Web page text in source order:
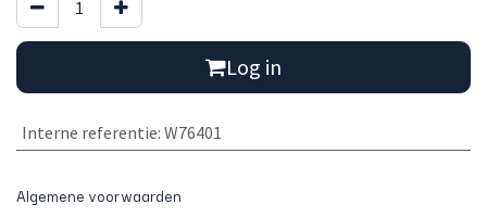
Log in
Interne referentie: W76401
Algemene voorwaarden